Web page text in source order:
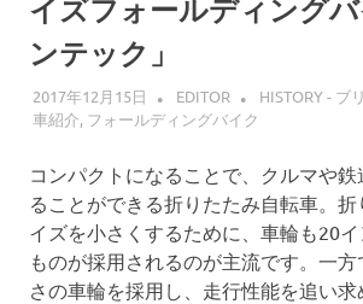
イズフォールディング
ンテック」
2017年12月15日 EDITOR
HISTORY - ブ
車紹介, フォールディングバイク
コンパクトになることで、クルマや
ることができる折りたたみ自転車。
イズを小さくするために、車輪も20
ものが採用されるのが主流です。一
さの車輪を採用し、走行性能を追い求